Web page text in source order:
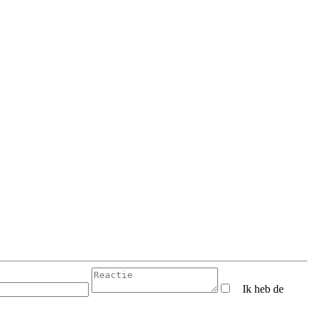
Ik heb de